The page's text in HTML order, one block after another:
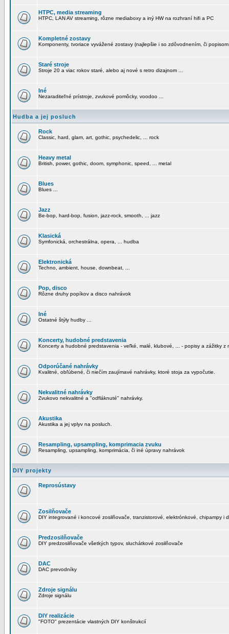
HTPC, media streaming
HTPC, LAN AV streaming, rôzne mediaboxy a iný HW na rozhraní hifi a PC
Kompletné zostavy
Komponenty, tvoriace vyvážené zostavy (najlepšie i so zdôvodnením, či
Staré stroje
Stroje 20 a viac rokov staré, alebo aj nové s retro dizajnom ...
Iné
Nezaraditeľné prístroje, zvukové pomôcky, voodoo ...
Hudba a jej posluch
Rock
Classic, hard, glam, art, gothic, psychedelic, ... rock
Heavy metal
British, power, gothic, doom, symphonic, speed, ... metal
Blues
Blues ...
Jazz
Be-bop, hard-bop, fusion, jazz-rock, smooth, ... jazz
Klasická
Symfonická, orchestrálna, opera, ... hudba
Elektronická
Techno, ambient, house, downbeat, ...
Pop, disco
Rôzne druhy popíkov a disco nahrávok
Iné
Ostatné štýly hudby ...
Koncerty, hudobné predstavenia
Koncerty a hudobné predstavenia - veľké, malé, klubové, ... - popisy a zážitky z
Odporúčané nahrávky
Kvalitné, obľúbené, či niečím zaujímavé nahrávky, ktoré stoja za vypočutie.
Nekvalitné nahrávky
Zvukovo nekvalitné a "odfláknuté" nahrávky.
Akustika
Akustika a jej vplyv na posluch.
Resampling, upsampling, komprimacia zvuku
Resampling, upsampling, komprimácia, či iné úpravy nahrávok
DIY projekty
Reprosústavy
Zosilňovače
DIY integrované i koncové zosilňovače, tranzistorové, elektrónkové, chipampy i
Predzosilňovače
DIY predzosilňovače všetkých typov, sluchátkové zosilňovače
DAC
DAC prevodníky
Zdroje signálu
Zdroje signálu
DIY realizácie
"FOTO" prezentácie vlastných DIY konštrukcií